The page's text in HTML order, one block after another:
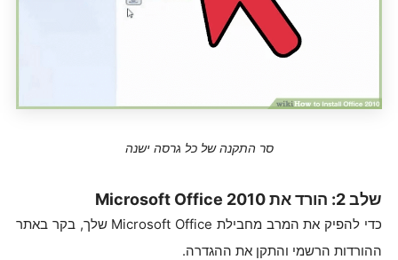
סר התקנה של כל גרסה ישנה
שלב 2: הורד את Microsoft Office 2010
כדי להפיק את המרב מחבילת Microsoft Office שלך, בקר באתר
ההורדות הרשמי והתקן את ההגדרה.